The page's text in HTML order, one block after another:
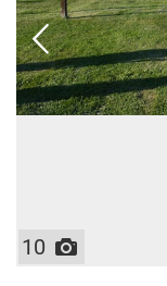
ATTICI
CASE
INDIPENDENTI
LOFT
MANSARDE
IMMOBILI
10